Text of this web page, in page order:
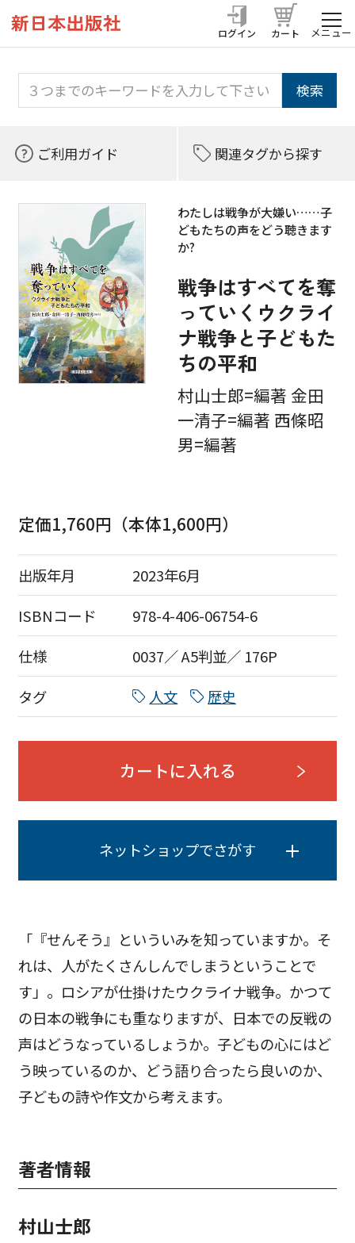
ログイン カート メニュー
ご利用ガイド 関連タグから探す
わたしは戦争が大嫌い……子
どもたちの声をどう聴きます
か?
戦争はすべてを奪
っていくウクライ
ナ戦争と子どもた
ちの平和
村山士郎=編著 金田
一清子=編著 西條昭
男=編著
定価1,760円（本体1,600円）
出版年月
2023年6月
ISBNコード
978-4-406-06754-6
仕様
0037／ A5判並／ 176P
タグ
人文 歴史
カートに入れる
ネットショップでさがす
「『せんそう』といういみを知っていますか。そ
れは、人がたくさんしんでしまうということで
す」。ロシアが仕掛けたウクライナ戦争。かつて
の日本の戦争にも重なりますが、日本での反戦の
声はどうなっているしょうか。子どもの心にはど
う映っているのか、どう語り合ったら良いのか、
子どもの詩や作文から考えます。
著者情報
村山士郎